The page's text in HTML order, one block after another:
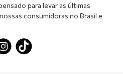
para levar as últimas
consumidoras no Brasil e